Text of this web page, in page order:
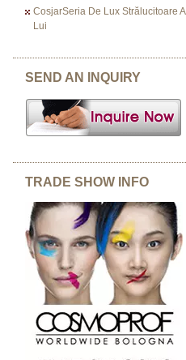
CosjarSeria De Lux Strălucitoare A
Lui
SEND AN INQUIRY
TRADE SHOW INFO